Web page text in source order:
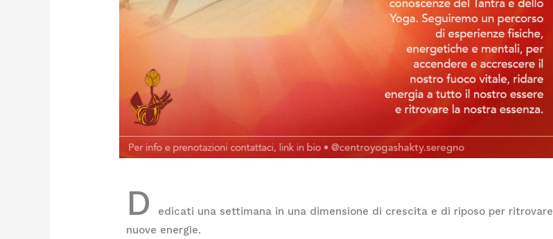
D
edicati una settimana in una dimensione di crescita e di riposo per ritrovare
nuove energie.